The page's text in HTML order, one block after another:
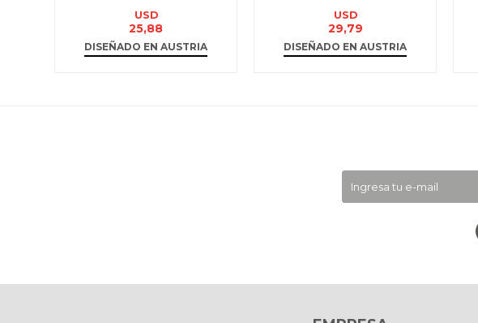
USD
25,88
DISEÑADO EN AUSTRIA
USD
29,79
DISEÑADO EN AUSTRIA